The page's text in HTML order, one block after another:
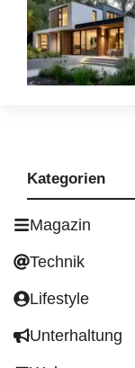
Kategorien
Magazin
Technik
Lifestyle
Unterhaltung